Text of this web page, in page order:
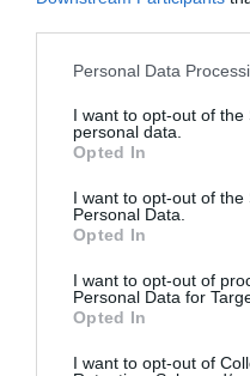
Personal Data
I want to opt-out of the
personal data.
Opted In
I want to opt-out of the
Personal Data.
Opted In
I want to opt-out of
Personal Data for
Opted In
I want to opt-out of